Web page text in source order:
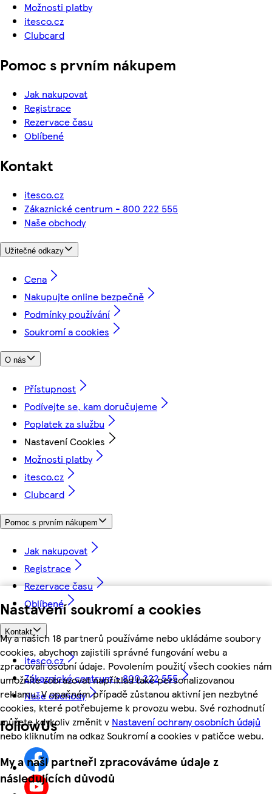
Nastavení soukromí a cookies
My a našich 18 partnerů používáme nebo ukládáme soubory
cookies, abychom zajistili správné fungování webu a
zpracovali osobní údaje. Povolením použití všech cookies nám
umožníte zobrazovat například také personalizovanou
reklamu. V opačném případě zůstanou aktivní jen nezbytné
cookies, které potřebujeme k provozu webu. Své rozhodnutí
můžete kdykoliv změnit v Nastavení ochrany osobních údajů
nebo kliknutím na odkaz Soukromí a cookies v patičce webu.
My a naši partneři zpracováváme údaje z
následujících důvodů
Možnosti platby
itesco.cz
Clubcard
Pomoc s prvním nákupem
Jak nakupovat
Registrace
Rezervace času
Oblíbené
Kontakt
itesco.cz
Zákaznické centrum - 800 222 555
Naše obchody
Užitečné odkazy
Cena
Nakupujte online bezpečně
Podmínky používání
Soukromí a cookies
O nás
Přístupnost
Podívejte se, kam doručujeme
Poplatek za službu
Nastavení Cookies
Možnosti platby
itesco.cz
Clubcard
Pomoc s prvním nákupem
Jak nakupovat
Registrace
Rezervace času
Oblíbené
Kontakt
itesco.cz
Zákaznické centrum - 800 222 555
Naše obchody
followUs